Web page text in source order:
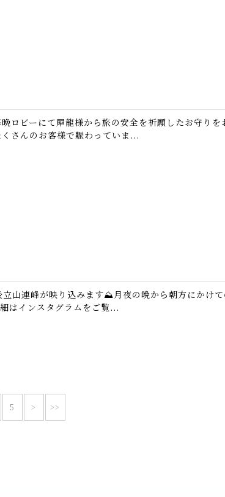
ロビーにて犀龍様から旅の安全を祈願したお守りを
さんのお客様で賑わっていま...
山連峰が映り込みます⛰️月夜の晩から朝方にかけ
はインスタグラムをご覧...
5 > >>